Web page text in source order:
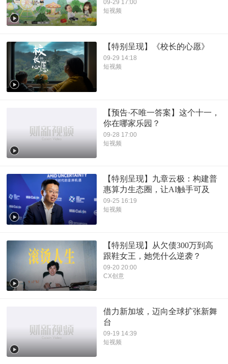
09-29 17:00
短视频
【特别呈现】《校长的心愿》
09-29 14:18
短视频
【预告·不唯一答案】这个十一，
你在哪家乐园？
09-28 17:00
短视频
【特别呈现】九章云极：构建普
惠算力生态圈，让AI触手可及
09-25 16:19
短视频
【特别呈现】从欠债300万到高
跟鞋女王，她凭什么逆袭？
09-20 20:00
CX创意
借力新加坡，迈向全球扩张新舞
台
09-19 14:39
短视频